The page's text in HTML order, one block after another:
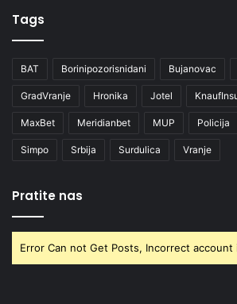
Tags
BAT Borinipozorisnidani Bujanovac
GradVranje Hronika Jotel
MaxBet Meridianbet MUP Policija
Simpo Srbija Surdulica Vranje
Pratite nas
Error Can not Get Posts, Incorrect account